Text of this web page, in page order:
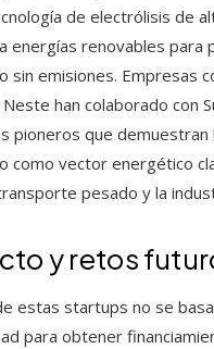
de electrólisis de
energías renovables para
sin emisiones. Empresas
han colaborado con
pioneros que demuestran
como vector energético
pesado y la
y retos
estas startups no se
para obtener